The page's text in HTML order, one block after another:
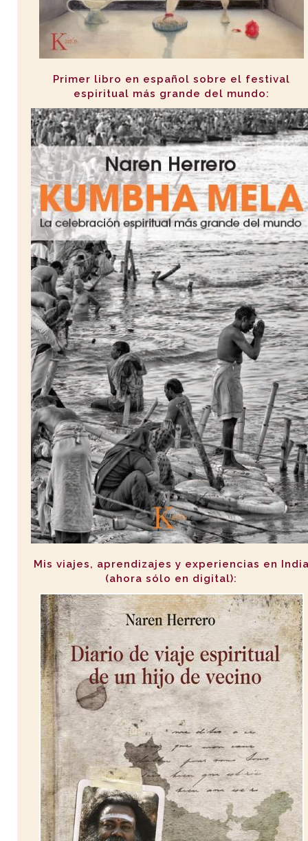
Primer libro en español sobre el festival
espiritual más grande del mundo:
Mis viajes, aprendizajes y experiencias en
(ahora sólo en digital):